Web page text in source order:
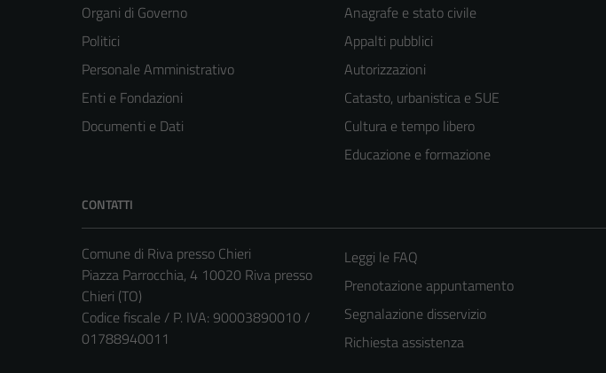
Organi di Governo
Politici
Personale Amministrativo
Enti e Fondazioni
Documenti e Dati
Anagrafe e stato civile
Appalti pubblici
Autorizzazioni
Catasto, urbanistica e SUE
Cultura e tempo libero
Educazione e formazione
CONTATTI
Comune di Riva presso Chieri
Piazza Parrocchia, 4 10020 Riva presso
Chieri (TO)
Codice fiscale / P. IVA: 90003890010 /
01788940011
Leggi le FAQ
Prenotazione appuntamento
Segnalazione disservizio
Richiesta assistenza